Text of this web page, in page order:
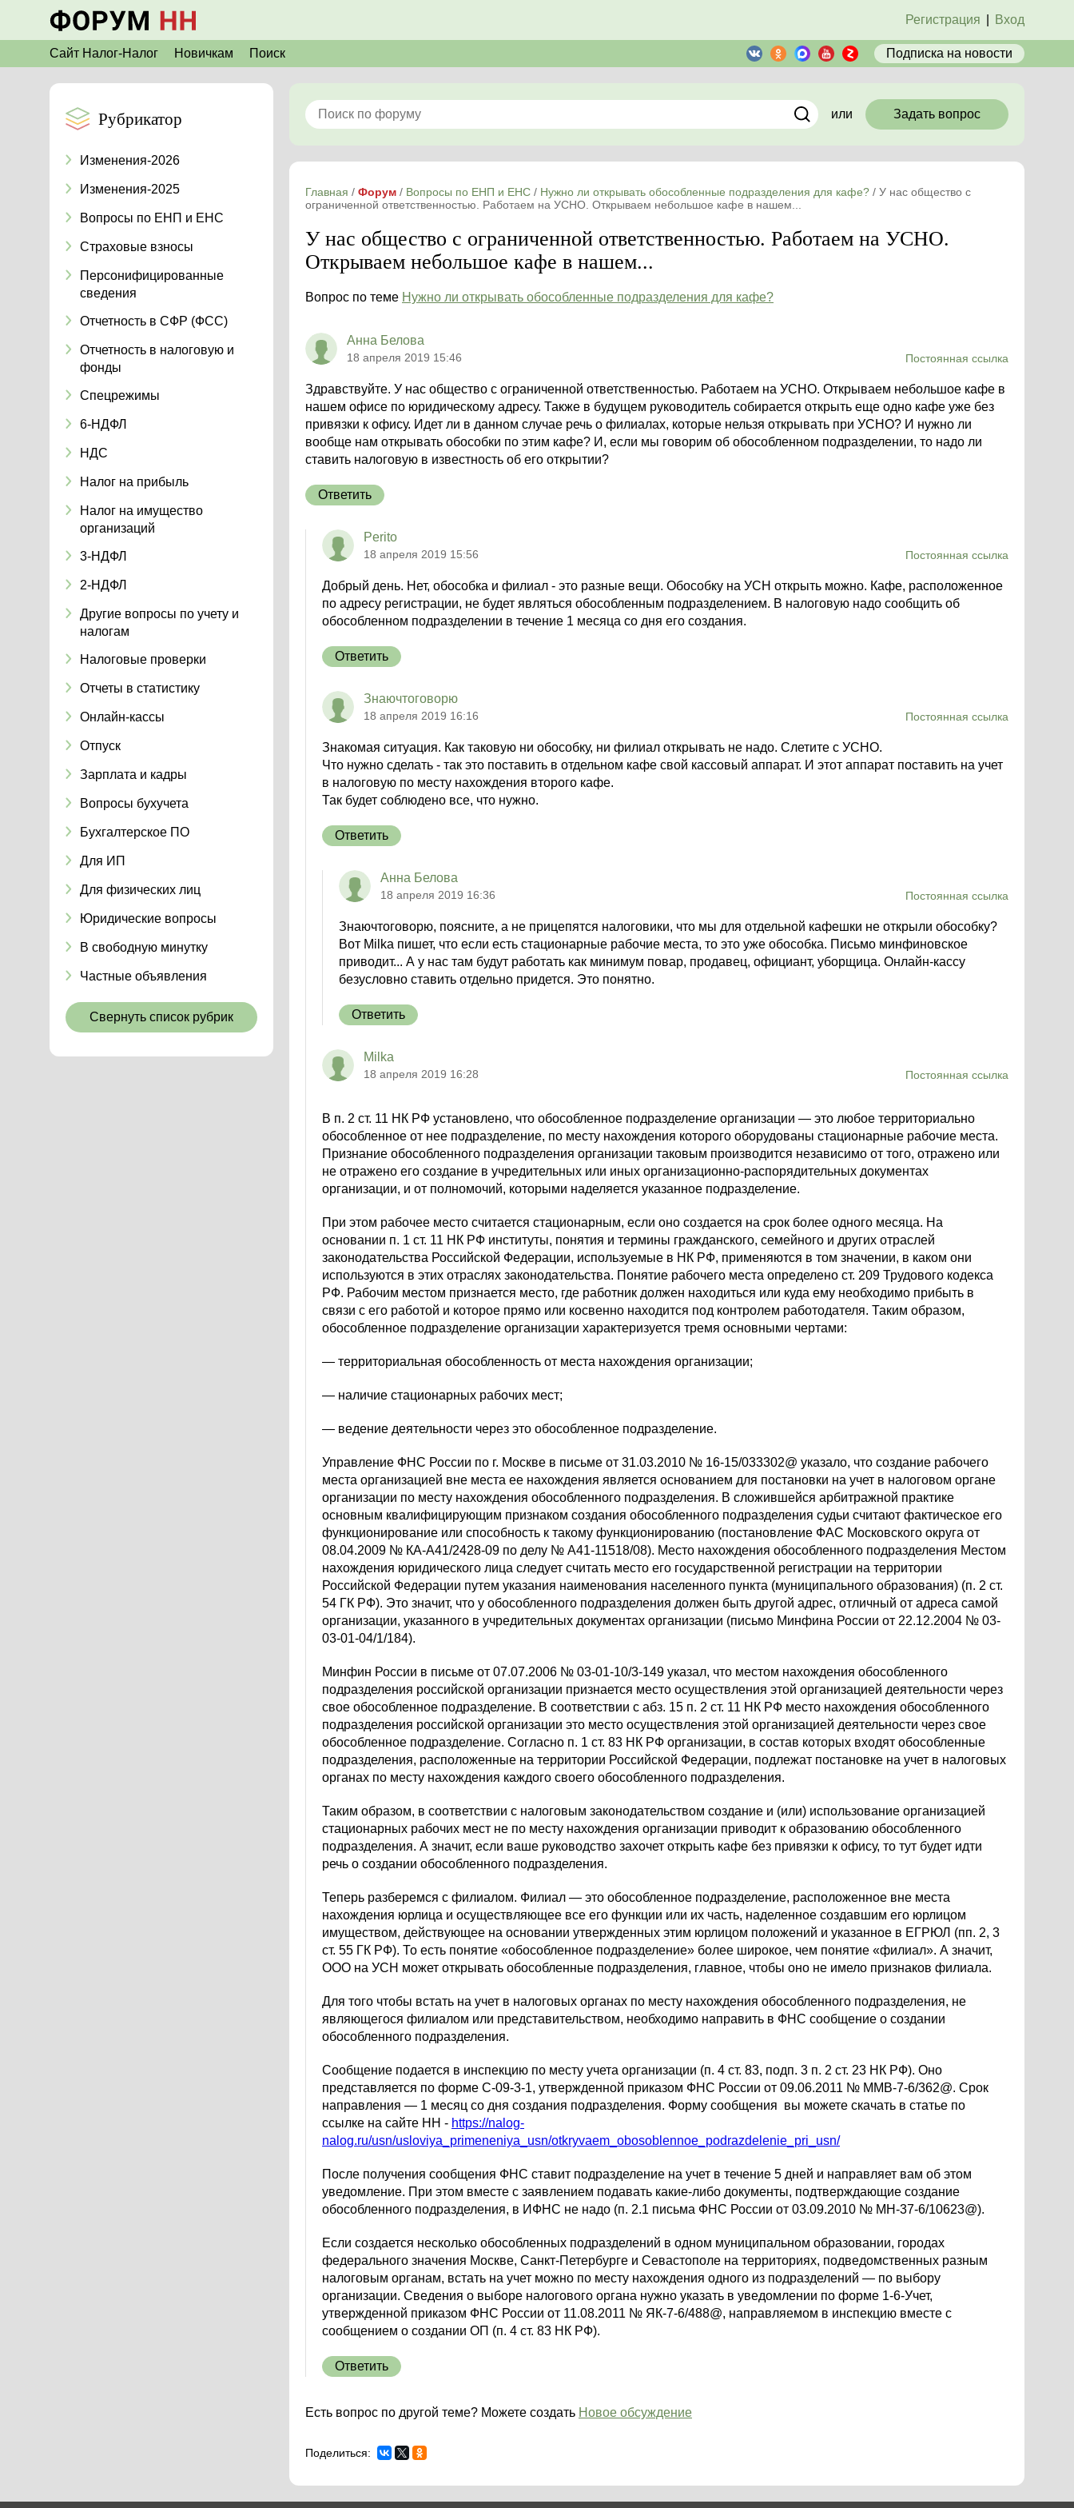
Регистрация Вход
Сайт Налог-Налог Новичкам Поиск Подписка на новости
Рубрикатор
Изменения-2026
Изменения-2025
Вопросы по ЕНП и ЕНС
Страховые взносы
Персонифицированные
сведения
Отчетность в СФР (ФСС)
Отчетность в налоговую и
фонды
Спецрежимы
6-НДФЛ
НДС
Налог на прибыль
Налог на имущество
организаций
3-НДФЛ
2-НДФЛ
Другие вопросы по учету и
налогам
Налоговые проверки
Отчеты в статистику
Онлайн-кассы
Отпуск
Зарплата и кадры
Вопросы бухучета
Бухгалтерское ПО
Для ИП
Для физических лиц
Юридические вопросы
В свободную минутку
Частные объявления
Свернуть список рубрик
или Задать вопрос
Главная / Форум / Вопросы по ЕНП и ЕНС / Нужно ли открывать обособленные подразделения для кафе? / У нас общество с
ограниченной ответственностью. Работаем на УСНО. Открываем небольшое кафе в нашем...
У нас общество с ограниченной ответственностью. Работаем на УСНО.
Открываем небольшое кафе в нашем...
Вопрос по теме Нужно ли открывать обособленные подразделения для кафе?
Анна Белова
18 апреля 2019 15:46 Постоянная ссылка
Здравствуйте. У нас общество с ограниченной ответственностью. Работаем на УСНО. Открываем небольшое кафе в
нашем офисе по юридическому адресу. Также в будущем руководитель собирается открыть еще одно кафе уже без
привязки к офису. Идет ли в данном случае речь о филиалах, которые нельзя открывать при УСНО? И нужно ли
вообще нам открывать обособки по этим кафе? И, если мы говорим об обособленном подразделении, то надо ли
ставить налоговую в известность об его открытии?
Ответить
Perito
18 апреля 2019 15:56 Постоянная ссылка
Добрый день. Нет, обособка и филиал - это разные вещи. Обособку на УСН открыть можно. Кафе, расположенное
по адресу регистрации, не будет являться обособленным подразделением. В налоговую надо сообщить об
обособленном подразделении в течение 1 месяца со дня его создания.
Ответить
Знаючтоговорю
18 апреля 2019 16:16 Постоянная ссылка
Знакомая ситуация. Как таковую ни обособку, ни филиал открывать не надо. Слетите с УСНО.
Что нужно сделать - так это поставить в отдельном кафе свой кассовый аппарат. И этот аппарат поставить на учет
в налоговую по месту нахождения второго кафе.
Так будет соблюдено все, что нужно.
Ответить
Анна Белова
18 апреля 2019 16:36 Постоянная ссылка
Знаючтоговорю, поясните, а не прицепятся налоговики, что мы для отдельной кафешки не открыли обособку?
Вот Milka пишет, что если есть стационарные рабочие места, то это уже обособка. Письмо минфиновское
приводит... А у нас там будут работать как минимум повар, продавец, официант, уборщица. Онлайн-кассу
безусловно ставить отдельно придется. Это понятно.
Ответить
Milka
18 апреля 2019 16:28 Постоянная ссылка
В п. 2 ст. 11 НК РФ установлено, что обособленное подразделение организации — это любое территориально
обособленное от нее подразделение, по месту нахождения которого оборудованы стационарные рабочие места.
Признание обособленного подразделения организации таковым производится независимо от того, отражено или
не отражено его создание в учредительных или иных организационно-распорядительных документах
организации, и от полномочий, которыми наделяется указанное подразделение.
При этом рабочее место считается стационарным, если оно создается на срок более одного месяца. На
основании п. 1 ст. 11 НК РФ институты, понятия и термины гражданского, семейного и других отраслей
законодательства Российской Федерации, используемые в НК РФ, применяются в том значении, в каком они
используются в этих отраслях законодательства. Понятие рабочего места определено ст. 209 Трудового кодекса
РФ. Рабочим местом признается место, где работник должен находиться или куда ему необходимо прибыть в
связи с его работой и которое прямо или косвенно находится под контролем работодателя. Таким образом,
обособленное подразделение организации характеризуется тремя основными чертами:
— территориальная обособленность от места нахождения организации;
— наличие стационарных рабочих мест;
— ведение деятельности через это обособленное подразделение.
Управление ФНС России по г. Москве в письме от 31.03.2010 № 16-15/033302@ указало, что создание рабочего
места организацией вне места ее нахождения является основанием для постановки на учет в налоговом органе
организации по месту нахождения обособленного подразделения. В сложившейся арбитражной практике
основным квалифицирующим признаком создания обособленного подразделения судьи считают фактическое его
функционирование или способность к такому функционированию (постановление ФАС Московского округа от
08.04.2009 № КА-А41/2428-09 по делу № А41-11518/08). Место нахождения обособленного подразделения Местом
нахождения юридического лица следует считать место его государственной регистрации на территории
Российской Федерации путем указания наименования населенного пункта (муниципального образования) (п. 2 ст.
54 ГК РФ). Это значит, что у обособленного подразделения должен быть другой адрес, отличный от адреса самой
организации, указанного в учредительных документах организации (письмо Минфина России от 22.12.2004 № 03-
03-01-04/1/184).
Минфин России в письме от 07.07.2006 № 03-01-10/3-149 указал, что местом нахождения обособленного
подразделения российской организации признается место осуществления этой организацией деятельности через
свое обособленное подразделение. В соответствии с абз. 15 п. 2 ст. 11 НК РФ место нахождения обособленного
подразделения российской организации это место осуществления этой организацией деятельности через свое
обособленное подразделение. Согласно п. 1 ст. 83 НК РФ организации, в состав которых входят обособленные
подразделения, расположенные на территории Российской Федерации, подлежат постановке на учет в налоговых
органах по месту нахождения каждого своего обособленного подразделения.
Таким образом, в соответствии с налоговым законодательством создание и (или) использование организацией
стационарных рабочих мест не по месту нахождения организации приводит к образованию обособленного
подразделения. А значит, если ваше руководство захочет открыть кафе без привязки к офису, то тут будет идти
речь о создании обособленного подразделения.
Теперь разберемся с филиалом. Филиал — это обособленное подразделение, расположенное вне места
нахождения юрлица и осуществляющее все его функции или их часть, наделенное создавшим его юрлицом
имуществом, действующее на основании утвержденных этим юрлицом положений и указанное в ЕГРЮЛ (пп. 2, 3
ст. 55 ГК РФ). То есть понятие «обособленное подразделение» более широкое, чем понятие «филиал». А значит,
ООО на УСН может открывать обособленные подразделения, главное, чтобы оно не имело признаков филиала.
Для того чтобы встать на учет в налоговых органах по месту нахождения обособленного подразделения, не
являющегося филиалом или представительством, необходимо направить в ФНС сообщение о создании
обособленного подразделения.
Сообщение подается в инспекцию по месту учета организации (п. 4 ст. 83, подп. 3 п. 2 ст. 23 НК РФ). Оно
представляется по форме С-09-3-1, утвержденной приказом ФНС России от 09.06.2011 № ММВ-7-6/362@. Срок
направления — 1 месяц со дня создания подразделения. Форму сообщения вы можете скачать в статье по
ссылке на сайте НН - https://nalog-
nalog.ru/usn/usloviya_primeneniya_usn/otkryvaem_obosoblennoe_podrazdelenie_pri_usn/
После получения сообщения ФНС ставит подразделение на учет в течение 5 дней и направляет вам об этом
уведомление. При этом вместе с заявлением подавать какие-либо документы, подтверждающие создание
обособленного подразделения, в ИФНС не надо (п. 2.1 письма ФНС России от 03.09.2010 № МН-37-6/10623@).
Если создается несколько обособленных подразделений в одном муниципальном образовании, городах
федерального значения Москве, Санкт-Петербурге и Севастополе на территориях, подведомственных разным
налоговым органам, встать на учет можно по месту нахождения одного из подразделений — по выбору
организации. Сведения о выборе налогового органа нужно указать в уведомлении по форме 1-6-Учет,
утвержденной приказом ФНС России от 11.08.2011 № ЯК-7-6/488@, направляемом в инспекцию вместе с
сообщением о создании ОП (п. 4 ст. 83 НК РФ).
Ответить
Есть вопрос по другой теме? Можете создать Новое обсуждение
Поделиться: